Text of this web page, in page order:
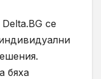
се
бяха